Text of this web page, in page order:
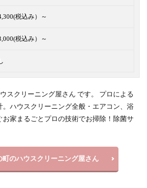
税込み）～
税込み）～
スクリーニング屋さん です。 プロによる
ハウスクリーニング全般・エアコン、浴
お家まるごとプロの技術でお掃除！除菌サ
町のハウスクリーニング屋さん